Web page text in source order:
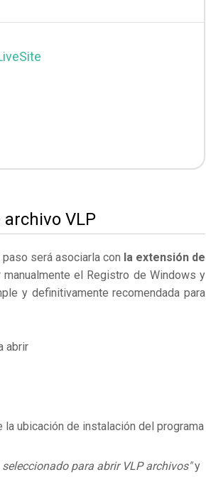
VLP
será asociarla con la extensión de
el Registro de Windows y
y definitivamente recomendada para
abrir
la ubicación de instalación del programa
para abrir VLP archivos"y